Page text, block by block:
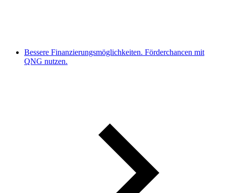
Bessere Finanzierungsmöglichkeiten. Förderchancen mit
QNG nutzen.